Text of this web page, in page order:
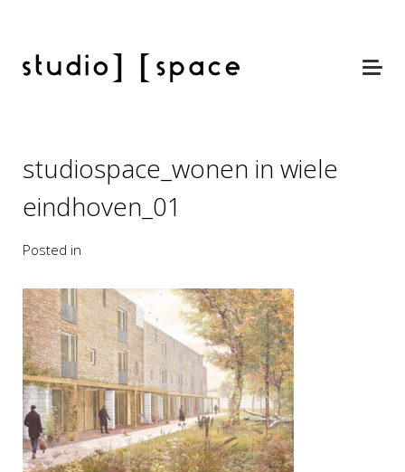
studiospace_wonen in wiele
eindhoven_01
Posted in